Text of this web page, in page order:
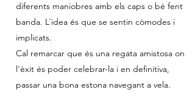
diferents maniobres amb els caps o bé fent
banda. L`idea és que se sentin còmodes i
implicats.
Cal remarcar que és una regata amistosa on
l'èxit és poder celebrar-la i en definitiva,
passar una bona estona navegant a vela.